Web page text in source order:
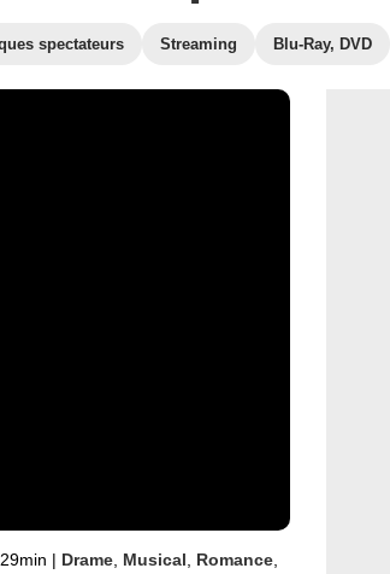
spectateurs Streaming Blu-Ray, DVD
| Drame Musical Romance